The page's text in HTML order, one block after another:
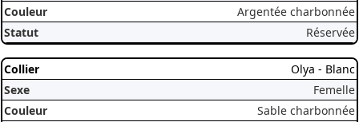
Argentée charbonnée
Réservée
Olya - Blanc
Femelle
Sable charbonnée